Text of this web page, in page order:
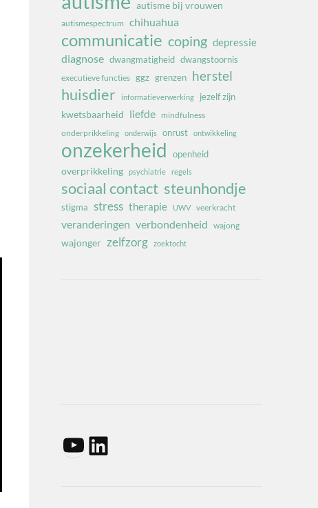
autisme bij vrouwen
autismespectrum chihuahua
communicatie coping depressie
diagnose dwangmatigheid dwangstoornis
executieve functies ggz grenzen herstel
huisdier informatieverwerking jezelf zijn
kwetsbaarheid liefde
mindfulness
onderprikkeling
onderwijs onrust ontwikkeling
onzekerheid openheid
overprikkeling psychiatrie regels
sociaal contact steunhondje
stigma stress therapie UWV veerkracht
veranderingen verbondenheid wajong
wajonger zelfzorg zoektocht